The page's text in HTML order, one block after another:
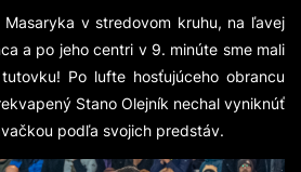
v stredovom kruhu, na ľavej
a po jeho centri v 9. minúte sme mali
Po lufte hosťujúceho obrancu
Stano Olejník nechal vyniknúť
podľa svojich predstáv.